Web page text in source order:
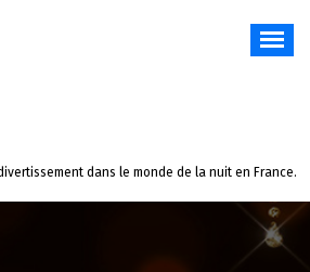
dans le monde de la nuit en France.